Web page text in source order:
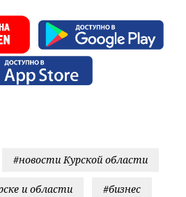
#новости Курской области
и области #бизнес